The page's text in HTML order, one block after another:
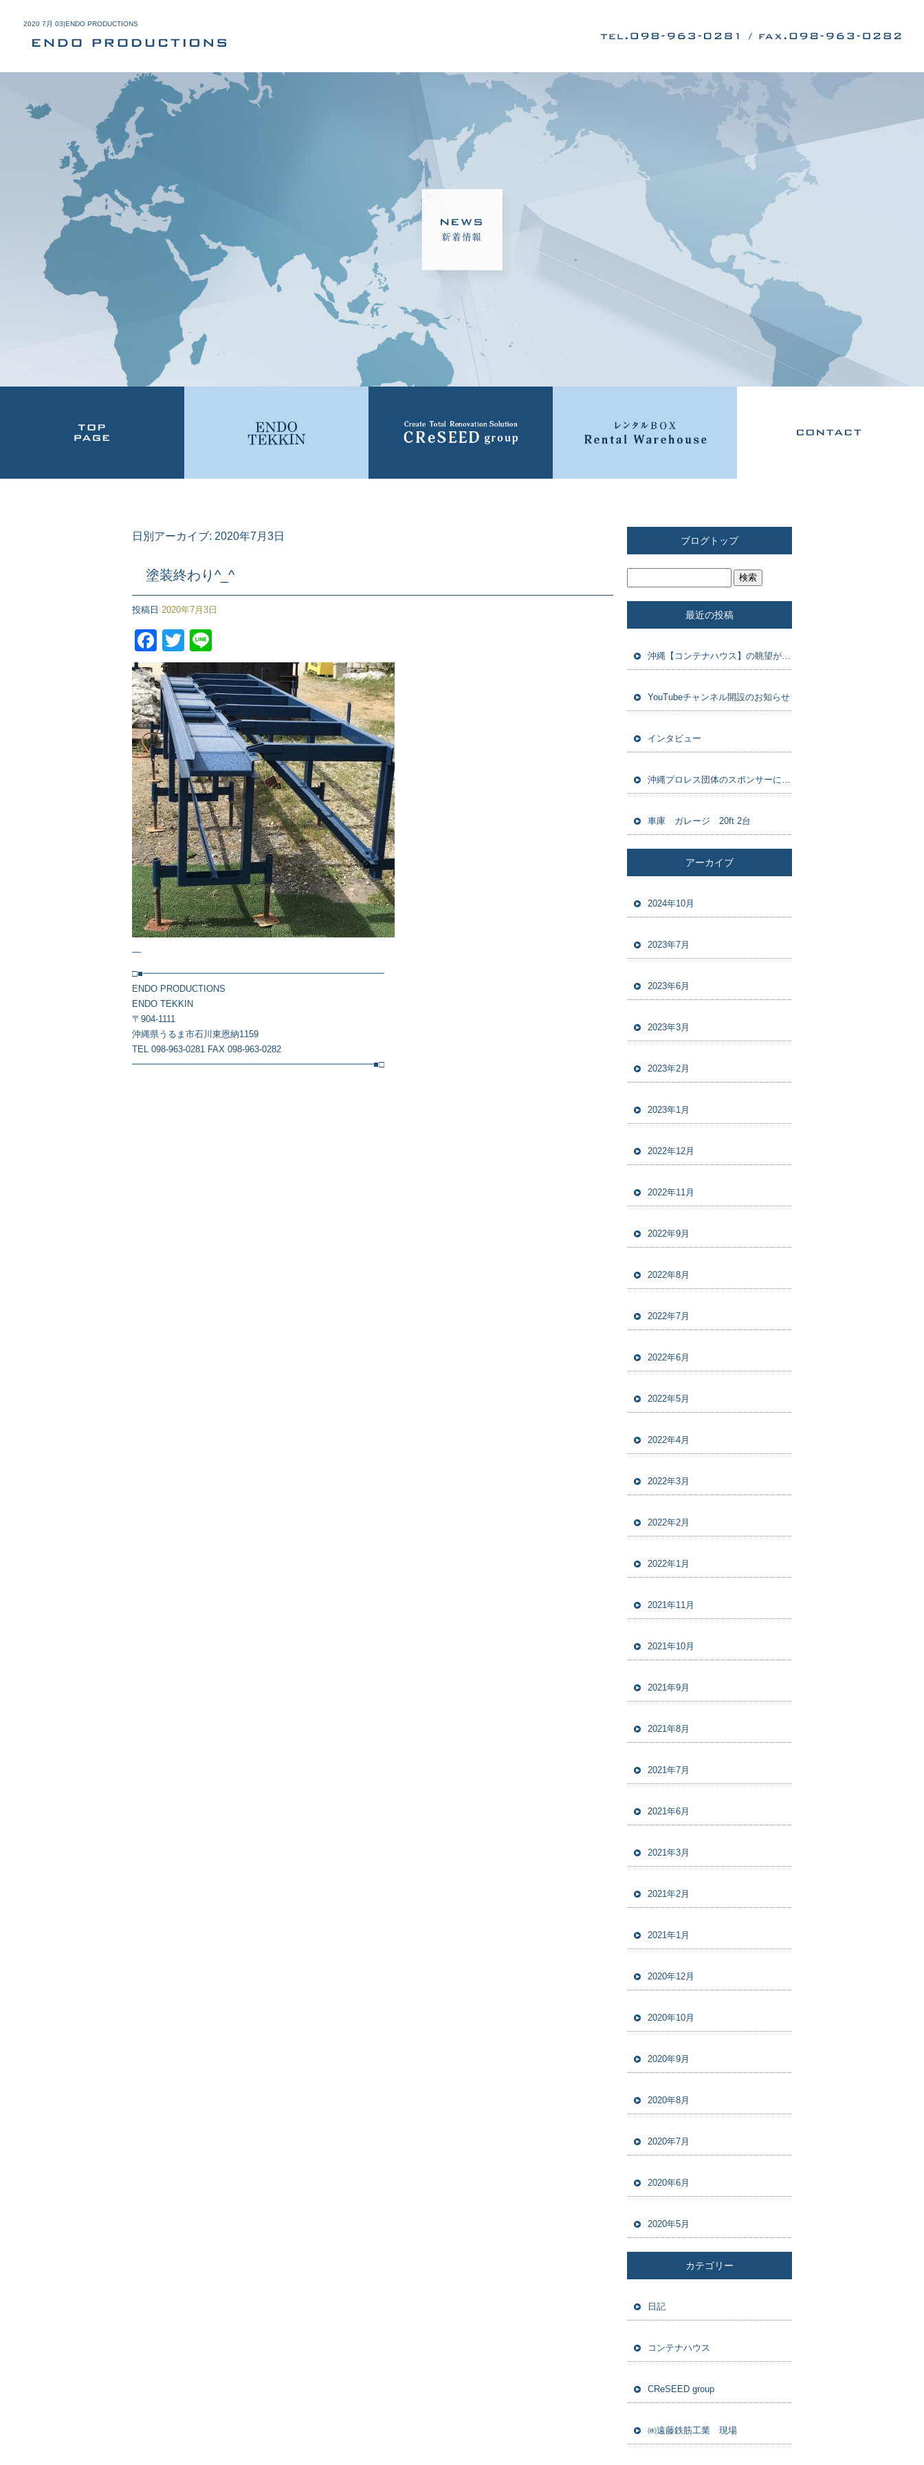
2020 7月 03|ENDO PRODUCTIONS
日別アーカイブ: 2020年7月3日
塗装終わり^_^
投稿日 2020年7月3日
Facebook
Twitter
—
□■━━━━━━━━━━━━━━━━━━━━━━━━━━━
ENDO PRODUCTIONS
ENDO TEKKIN
〒904-1111
沖縄県うるま市石川東恩納1159
TEL 098-963-0281 FAX 098-963-0282
━━━━━━━━━━━━━━━━━━━━━━━━━━━■□
ブログトップ
最近の投稿
沖縄【コンテナハウス】の眺望が凄すぎるスタジオ有りコンテナホテルを内見！
YouTubeチャンネル開設のお知らせ
インタビュー
沖縄プロレス団体のスポンサーになりました
車庫 ガレージ 20ft 2台
アーカイブ
2024年10月
2023年7月
2023年6月
2023年3月
2023年2月
2023年1月
2022年12月
2022年11月
2022年9月
2022年8月
2022年7月
2022年6月
2022年5月
2022年4月
2022年3月
2022年2月
2022年1月
2021年11月
2021年10月
2021年9月
2021年8月
2021年7月
2021年6月
2021年3月
2021年2月
2021年1月
2020年12月
2020年10月
2020年9月
2020年8月
2020年7月
2020年6月
2020年5月
カテゴリー
日記
コンテナハウス
CReSEED group
㈱遠藤鉄筋工業 現場